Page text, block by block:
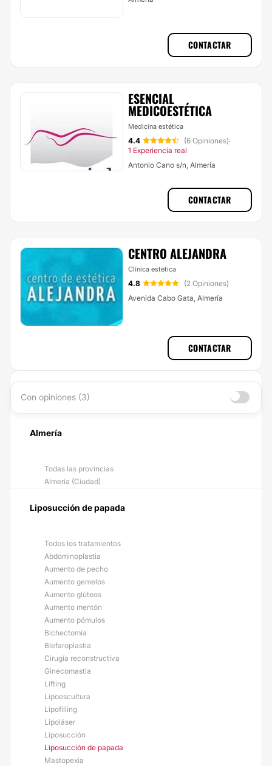
CONTACTAR
ESENCIAL
MEDICOESTÉTICA
Medicina estética
4.4 (6 Opiniones)·
1 Experiencia real
Antonio Cano s/n, Almería
CONTACTAR
CENTRO ALEJANDRA
Clínica estética
4.8
(2 Opiniones)
Avenida Cabo Gata, Almería
CONTACTAR
Con opiniones (3)
Almería
Todas las provincias
Almería (Ciudad)
Liposucción de papada
Todos los tratamientos
Abdominoplastia
Aumento de pecho
Aumento gemelos
Aumento glúteos
Aumento mentón
Aumento pómulos
Bichectomía
Blefaroplastia
Cirugía reconstructiva
Ginecomastia
Lifting
Lipoescultura
Lipofilling
Lipoláser
Liposucción
Liposucción de papada
Mastopexia